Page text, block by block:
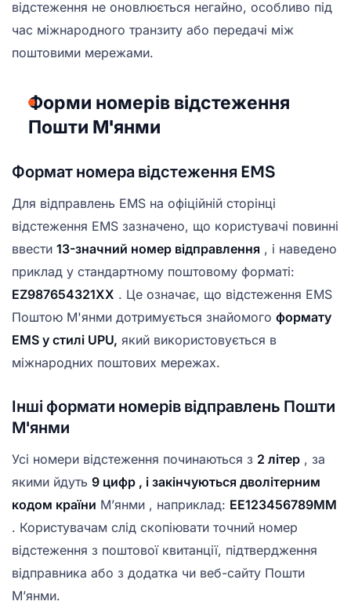
відстеження не оновлюється негайно, особливо під
час міжнародного транзиту або передачі між
поштовими мережами.
Форми номерів відстеження
Пошти М'янми
Формат номера відстеження EMS
Для відправлень EMS на офіційній сторінці
відстеження EMS зазначено, що користувачі повинні
ввести 13-значний номер відправлення , і наведено
приклад у стандартному поштовому форматі:
EZ987654321XX . Це означає, що відстеження EMS
Поштою М'янми дотримується знайомого формату
EMS у стилі UPU, який використовується в
міжнародних поштових мережах.
Інші формати номерів відправлень Пошти
М'янми
Усі номери відстеження починаються з 2 літер , за
якими йдуть 9 цифр , і закінчуються дволітерним
кодом країни М’янми , наприклад: EE123456789MM
. Користувачам слід скопіювати точний номер
відстеження з поштової квитанції, підтвердження
відправника або з додатка чи веб-сайту Пошти
М’янми.